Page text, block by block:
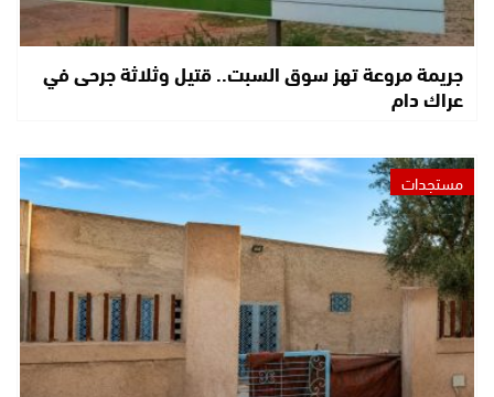
جريمة مروعة تهز سوق السبت.. قتيل وثلاثة جرحى في
عراك دام
مستجدات